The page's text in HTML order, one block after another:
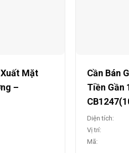
Mặt
–
Cần Bán
Tiền Gần
Diện tích:
Vị trí:
Mã: